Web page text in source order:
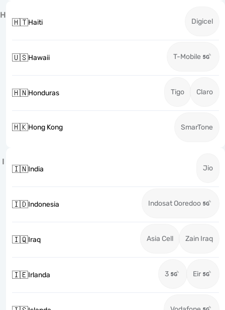
H
🇭🇹Haiti Digicel
🇺🇸Hawaii T-Mobile
🇭🇳Honduras Tigo Claro
🇭🇰Hong Kong SmarTone
I
🇮🇳India Jio
🇮🇩Indonesia Indosat Ooredoo
🇮🇶Iraq Asia Cell Zain Iraq
🇮🇪Irlanda 3 Eir